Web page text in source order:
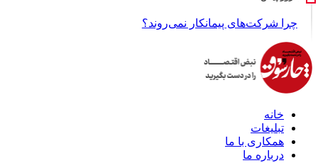
چرا شرکت‌های پیمانکار نمی‌روند؟
خانه
تبلیغات
همکاری با ما
درباره ما